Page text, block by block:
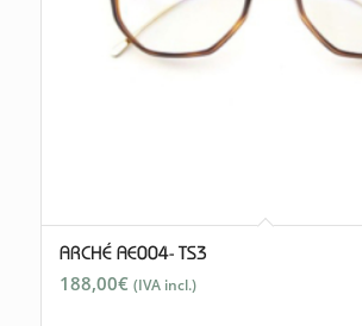
ARCHÉ AE004- TS3
188,00€ (IVA incl.)